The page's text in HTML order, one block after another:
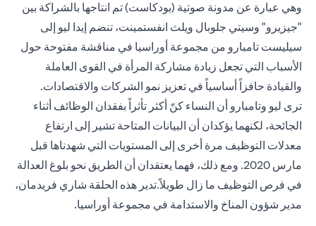
وهي عبارة عن مدونة صوتية (بودكاست) تم انتاجها بالشراكة بين
"جيزيرو" وسيتي جلوبال ويلث انفستمينت، تنضم إيدا ليو إلى
سيليست تامبارو من مجموعة أوراسيا في مناقشة مفتوحة حول
الأسباب التي تجعل زيادة مشاركة المرأة في القوى العاملة
والقيادة حافزاً أساسياً في تعزيز نمو الشركات والاقتصادات.
ترى ليو وتامبارو أن النساء كنّ أكثر تأثراً بفقدان الوظائف أثناء
الجائحة، لكنهما يؤكدان أن البيانات المتاحة تشير إلى ارتفاع
معدلات التوظيف مرة أخرى إلى المستويات التي شهدناها قبل
مارس 2020. ومع ذلك، فهما يعتقدان أن الطريق نحو بلوغ العدالة
في فرص التوظيف ما زال طويلاً.تدير هذه الحلقة شاري فريدمان،
مدير شؤون المناخ والاستدامة في مجموعة أوراسيا.